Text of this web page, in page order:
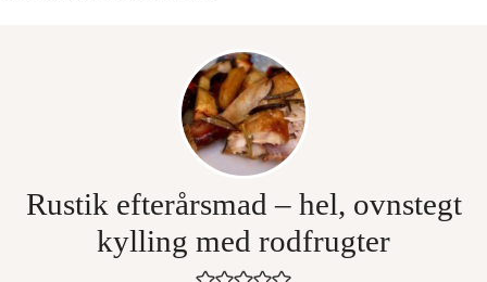
Rustik efterårsmad – hel, ovnstegt
kylling med rodfrugter